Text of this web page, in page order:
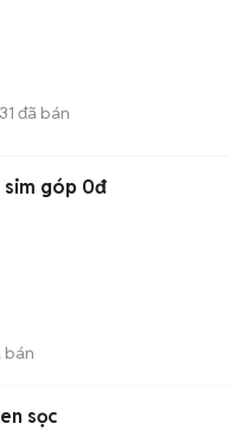
31 đã bán
sim góp 0đ
bán
sọc